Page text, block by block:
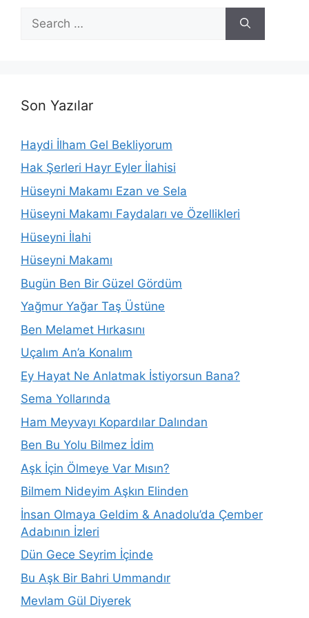
for:
Son Yazılar
Haydi İlham Gel Bekliyorum
Hak Şerleri Hayr Eyler İlahisi
Hüseyni Makamı Ezan ve Sela
Hüseyni Makamı Faydaları ve Özellikleri
Hüseyni İlahi
Hüseyni Makamı
Bugün Ben Bir Güzel Gördüm
Yağmur Yağar Taş Üstüne
Ben Melamet Hırkasını
Uçalım An’a Konalım
Ey Hayat Ne Anlatmak İstiyorsun Bana?
Sema Yollarında
Ham Meyvayı Kopardılar Dalından
Ben Bu Yolu Bilmez İdim
Aşk İçin Ölmeye Var Mısın?
Bilmem Nideyim Aşkın Elinden
İnsan Olmaya Geldim & Anadolu’da Çember
Adabının İzleri
Dün Gece Seyrim İçinde
Bu Aşk Bir Bahri Ummandır
Mevlam Gül Diyerek